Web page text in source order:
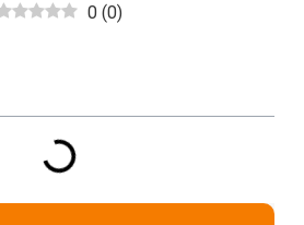
0 (0)